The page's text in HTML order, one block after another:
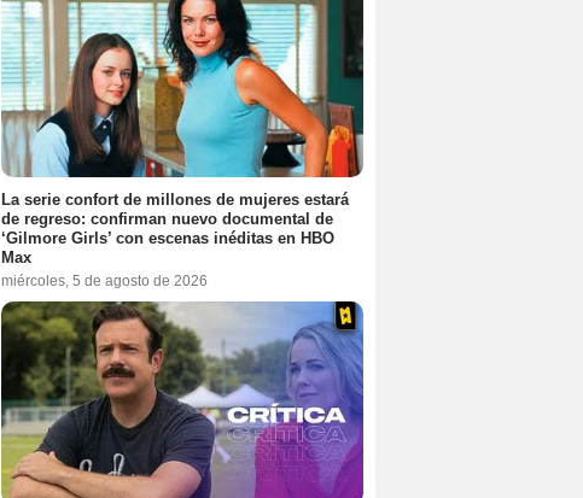
La serie confort de millones de mujeres estará
de regreso: confirman nuevo documental de
‘Gilmore Girls’ con escenas inéditas en HBO
Max
miércoles, 5 de agosto de 2026